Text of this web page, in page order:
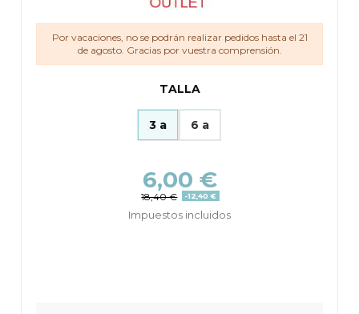
Por vacaciones, no se podrán realizar pedidos hasta el 21
de agosto. Gracias por vuestra comprensión.
TALLA
3 a 6 a
6,00 €
18,40 € -12,40 €
Impuestos incluidos